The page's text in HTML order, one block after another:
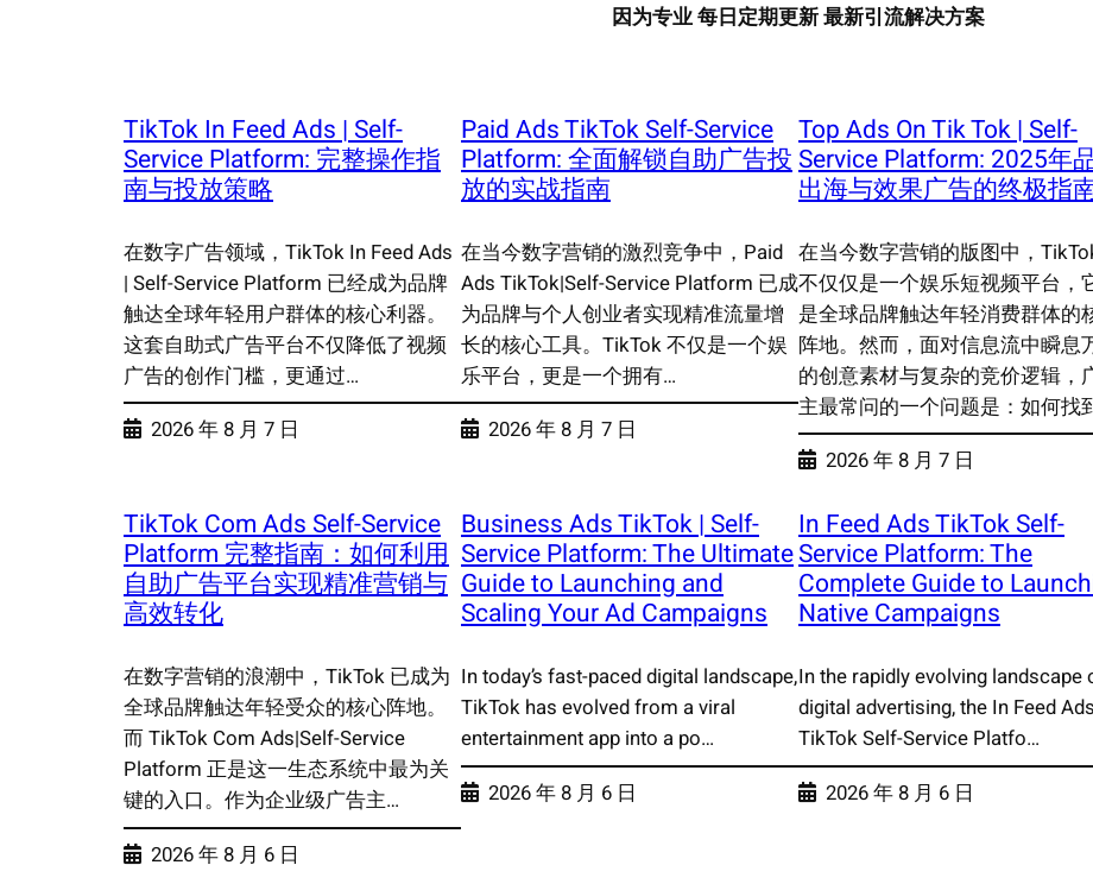
因为专业 每日定期更新 最新引流解决方案
TikTok In Feed Ads | Self-
Service Platform: 完整操作指
南与投放策略
在数字广告领域，TikTok In Feed Ads
| Self-Service Platform 已经成为品牌
触达全球年轻用户群体的核心利器。
这套自助式广告平台不仅降低了视频
广告的创作门槛，更通过…
2026 年 8 月 7 日
Paid Ads TikTok Self-Service
Platform: 全面解锁自助广告投
放的实战指南
在当今数字营销的激烈竞争中，Paid
Ads TikTok|Self-Service Platform 已成
为品牌与个人创业者实现精准流量增
长的核心工具。TikTok 不仅是一个娱
乐平台，更是一个拥有…
2026 年 8 月 7 日
Top Ads On Tik Tok | Self-
Service Platform: 2025年
出海与效果广告的终极指
在当今数字营销的版图中，
不仅仅是一个娱乐短视频平台，
是全球品牌触达年轻消费群体的
阵地。然而，面对信息流中瞬息
的创意素材与复杂的竞价逻辑，
主最常问的一个问题是：如何找
2026 年 8 月 7 日
TikTok Com Ads Self-Service
Platform 完整指南：如何利用
自助广告平台实现精准营销与
高效转化
在数字营销的浪潮中，TikTok 已成为
全球品牌触达年轻受众的核心阵地。
而 TikTok Com Ads|Self-Service
Platform 正是这一生态系统中最为关
键的入口。作为企业级广告主…
2026 年 8 月 6 日
Business Ads TikTok | Self-
Service Platform: The Ultimate
Guide to Launching and
Scaling Your Ad Campaigns
In today’s fast-paced digital landscape,
TikTok has evolved from a viral
entertainment app into a po…
2026 年 8 月 6 日
In Feed Ads TikTok Self-
Service Platform: The
Complete Guide to
Native Campaigns
In the rapidly evolving landscape
digital advertising, the In Feed Ads
TikTok Self-Service Platfo…
2026 年 8 月 6 日